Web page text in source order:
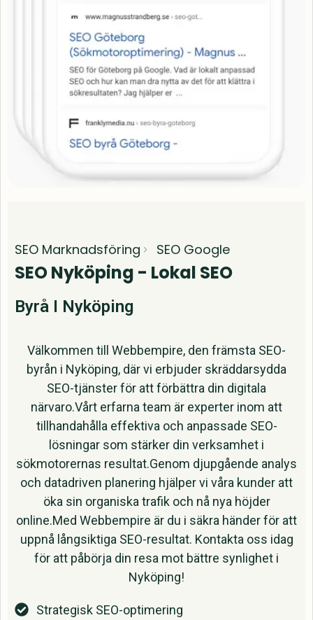
SEO Marknadsföring SEO Google
SEO Nyköping - Lokal SEO
Byrå I Nyköping
Välkommen till Webbempire, den främsta SEO-
byrån i Nyköping, där vi erbjuder skräddarsydda
SEO-tjänster för att förbättra din digitala
närvaro.Vårt erfarna team är experter inom att
tillhandahålla effektiva och anpassade SEO-
lösningar som stärker din verksamhet i
sökmotorernas resultat.Genom djupgående analys
och datadriven planering hjälper vi våra kunder att
öka sin organiska trafik och nå nya höjder
online.Med Webbempire är du i säkra händer för att
uppnå långsiktiga SEO-resultat. Kontakta oss idag
för att påbörja din resa mot bättre synlighet i
Nyköping!
Strategisk SEO-optimering